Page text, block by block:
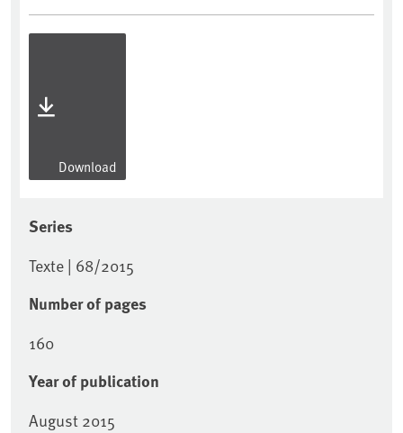
Download
Series
Texte | 68/2015
Number of pages
160
Year of publication
August 2015